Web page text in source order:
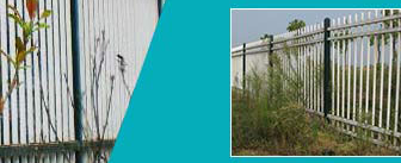
河南空调护栏
河南铁艺门
河南铝艺门
河南电动伸缩门